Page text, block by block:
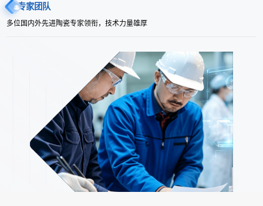
专家团队
多位国内外先进陶瓷专家领衔，技术力量雄厚